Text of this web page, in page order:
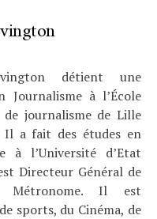
détient une
Journalisme à l’École
de journalisme de Lille
Il a fait des études en
à l’Université d’Etat
Directeur Général de
Métronome. Il est
sports, du Cinéma, de